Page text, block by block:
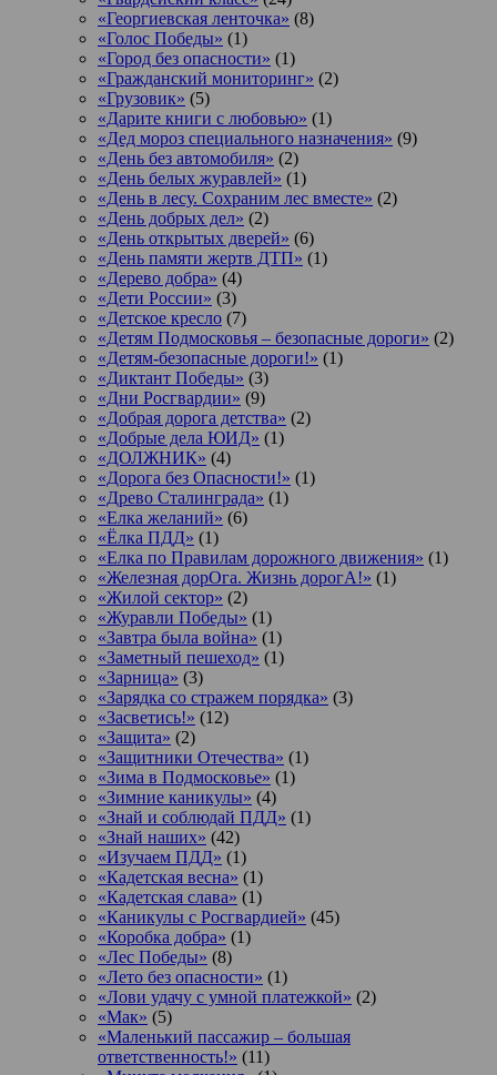
«Георгиевская ленточка» (8)
«Голос Победы» (1)
«Город без опасности» (1)
«Гражданский мониторинг» (2)
«Грузовик» (5)
«Дарите книги с любовью» (1)
«Дед мороз специального назначения» (9)
«День без автомобиля» (2)
«День белых журавлей» (1)
«День в лесу. Сохраним лес вместе» (2)
«День добрых дел» (2)
«День открытых дверей» (6)
«День памяти жертв ДТП» (1)
«Дерево добра» (4)
«Дети России» (3)
«Детское кресло (7)
«Детям Подмосковья – безопасные дороги» (2)
«Детям-безопасные дороги!» (1)
«Диктант Победы» (3)
«Дни Росгвардии» (9)
«Добрая дорога детства» (2)
«Добрые дела ЮИД» (1)
«ДОЛЖНИК» (4)
«Дорога без Опасности!» (1)
«Древо Сталинграда» (1)
«Елка желаний» (6)
«Ёлка ПДД» (1)
«Елка по Правилам дорожного движения» (1)
«Железная дорОга. Жизнь дорогА!» (1)
«Жилой сектор» (2)
«Журавли Победы» (1)
«Завтра была война» (1)
«Заметный пешеход» (1)
«Зарница» (3)
«Зарядка со стражем порядка» (3)
«Засветись!» (12)
«Защита» (2)
«Защитники Отечества» (1)
«Зима в Подмосковье» (1)
«Зимние каникулы» (4)
«Знай и соблюдай ПДД» (1)
«Знай наших» (42)
«Изучаем ПДД» (1)
«Кадетская весна» (1)
«Кадетская слава» (1)
«Каникулы с Росгвардией» (45)
«Коробка добра» (1)
«Лес Победы» (8)
«Лето без опасности» (1)
«Лови удачу с умной платежкой» (2)
«Мак» (5)
«Маленький пассажир – большая
ответственность!» (11)